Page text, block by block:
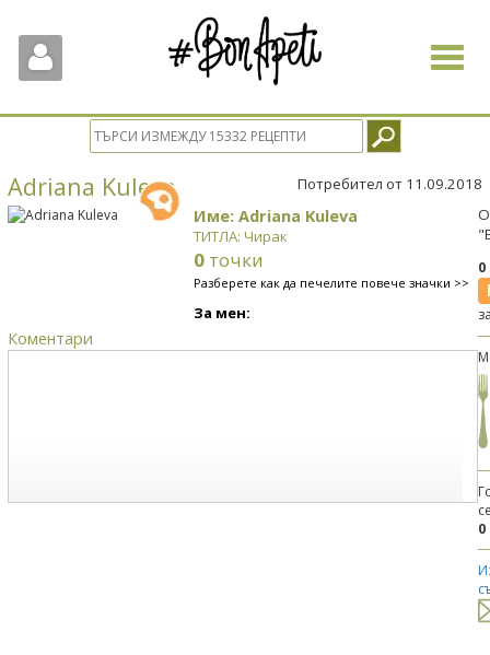
Toggle
Adriana Kuleva Потребител от 11.09.2018
Име: Adriana Kuleva
ТИТЛА: Чирак
0 точки
Разберете как да печелите повече значки >>
За мен:
Коментари
0